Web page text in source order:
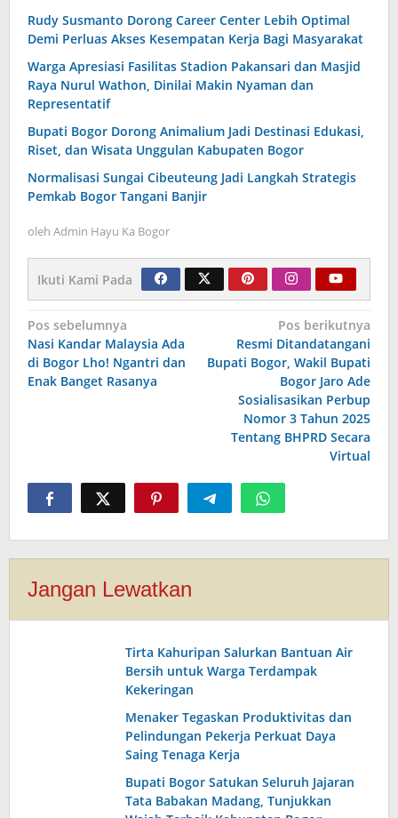
Rudy Susmanto Dorong Career Center Lebih Optimal
Demi Perluas Akses Kesempatan Kerja Bagi Masyarakat
Warga Apresiasi Fasilitas Stadion Pakansari dan Masjid
Raya Nurul Wathon, Dinilai Makin Nyaman dan
Representatif
Bupati Bogor Dorong Animalium Jadi Destinasi Edukasi,
Riset, dan Wisata Unggulan Kabupaten Bogor
Normalisasi Sungai Cibeuteung Jadi Langkah Strategis
Pemkab Bogor Tangani Banjir
oleh Admin Hayu Ka Bogor
Ikuti Kami Pada
Navigasi
pos
Pos sebelumnya
Nasi Kandar Malaysia Ada
di Bogor Lho! Ngantri dan
Enak Banget Rasanya
Pos berikutnya
Resmi Ditandatangani
Bupati Bogor, Wakil Bupati
Bogor Jaro Ade
Sosialisasikan Perbup
Nomor 3 Tahun 2025
Tentang BHPRD Secara
Virtual
Jangan Lewatkan
Tirta Kahuripan Salurkan Bantuan Air
Bersih untuk Warga Terdampak
Kekeringan
Menaker Tegaskan Produktivitas dan
Pelindungan Pekerja Perkuat Daya
Saing Tenaga Kerja
Bupati Bogor Satukan Seluruh Jajaran
Tata Babakan Madang, Tunjukkan